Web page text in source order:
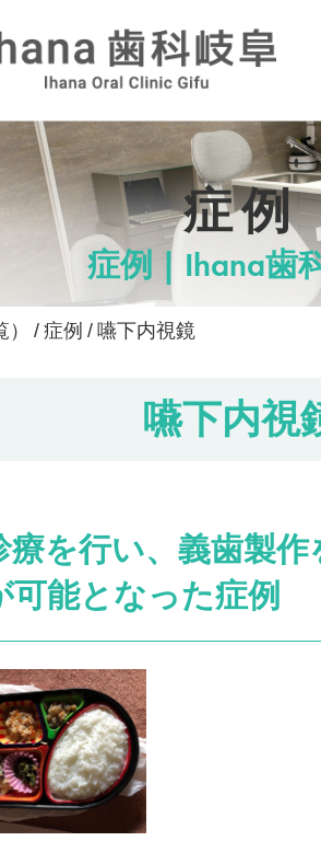
症例
症例 | Ihana歯
/ 症例 / 嚥下内視鏡
嚥下内視
療を行い、義歯製
可能となった症例